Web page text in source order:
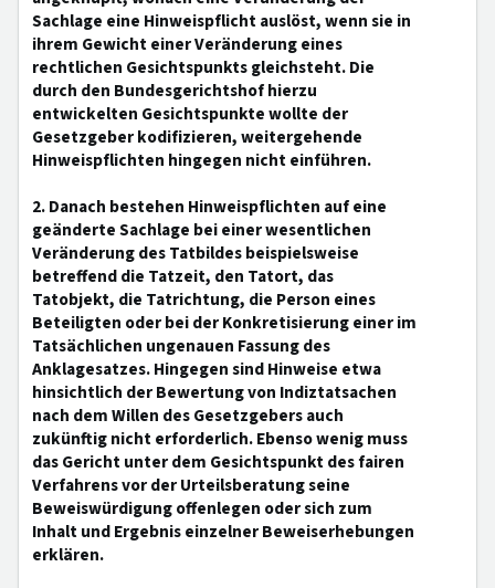
Sachlage eine Hinweispflicht auslöst, wenn sie in
ihrem Gewicht einer Veränderung eines
rechtlichen Gesichtspunkts gleichsteht. Die
durch den Bundesgerichtshof hierzu
entwickelten Gesichtspunkte wollte der
Gesetzgeber kodifizieren, weitergehende
Hinweispflichten hingegen nicht einführen.
2. Danach bestehen Hinweispflichten auf eine
geänderte Sachlage bei einer wesentlichen
Veränderung des Tatbildes beispielsweise
betreffend die Tatzeit, den Tatort, das
Tatobjekt, die Tatrichtung, die Person eines
Beteiligten oder bei der Konkretisierung einer im
Tatsächlichen ungenauen Fassung des
Anklagesatzes. Hingegen sind Hinweise etwa
hinsichtlich der Bewertung von Indiztatsachen
nach dem Willen des Gesetzgebers auch
zukünftig nicht erforderlich. Ebenso wenig muss
das Gericht unter dem Gesichtspunkt des fairen
Verfahrens vor der Urteilsberatung seine
Beweiswürdigung offenlegen oder sich zum
Inhalt und Ergebnis einzelner Beweiserhebungen
erklären.